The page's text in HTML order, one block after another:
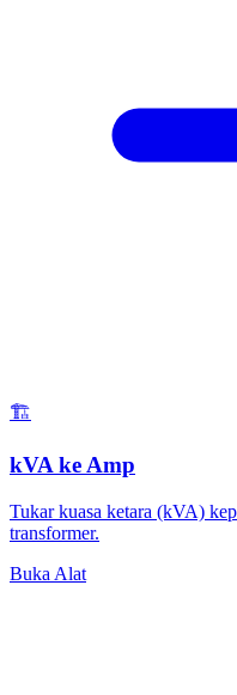
🏗️
kVA ke Amp
Tukar kuasa ketara (kVA)
transformer.
Buka Alat